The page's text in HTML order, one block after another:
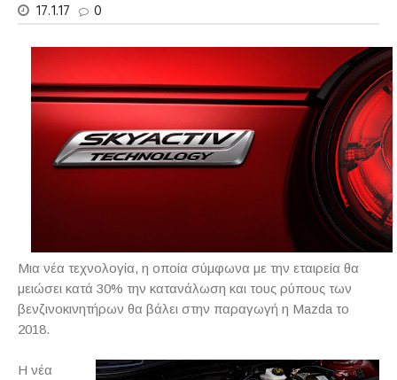
17.1.17
0
Μια νέα τεχνολογία, η οποία σύμφωνα με την εταιρεία θα
μειώσει κατά 30% την κατανάλωση και τους ρύπους των
βενζινοκινητήρων θα βάλει στην παραγωγή η Mazda το
2018.
Η νέα